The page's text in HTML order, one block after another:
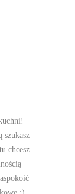
szukasz
chcesz